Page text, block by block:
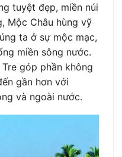
tuyệt đẹp, miền núi
Mộc Châu hùng vỹ
ta ở sự mộc mạc,
miền sông nước.
góp phần không
gần hơn với
và ngoài nước.